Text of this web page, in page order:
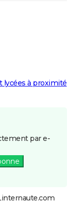
lycées à proximité
par e-